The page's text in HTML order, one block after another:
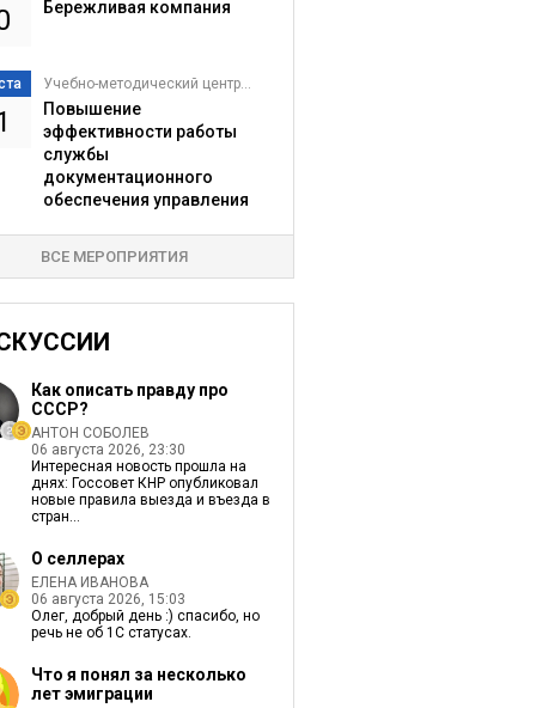
Бережливая компания
Учебно-методический центр...
Повышение
эффективности работы
службы
документационного
обеспечения управления
ВСЕ МЕРОПРИЯТИЯ
Как описать правду про
СССР?
АНТОН СОБОЛЕВ
06 августа 2026, 23:30
Интересная новость прошла на
днях: Госсовет КНР опубликовал
новые правила выезда и въезда в
стран...
О селлерах
ЕЛЕНА ИВАНОВА
06 августа 2026, 15:03
Олег, добрый день :) спасибо, но
речь не об 1С статусах.
Что я понял за несколько
лет эмиграции